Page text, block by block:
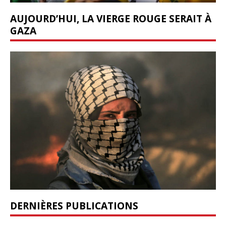
AUJOURD’HUI, LA VIERGE ROUGE SERAIT À
GAZA
DERNIÈRES PUBLICATIONS